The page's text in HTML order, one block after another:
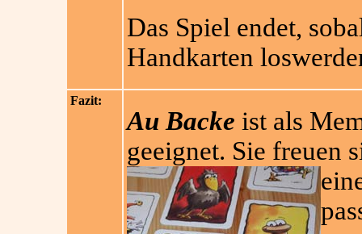
Das Spiel endet,
Handkarten
Fazit:
Au Backe ist als
geeignet. Sie freuen